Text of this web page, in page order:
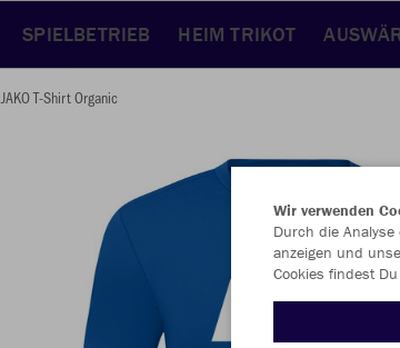
SPIELBETRIEB HEIM TRIKOT
JAKO T-Shirt Organic
Wir verwenden
Durch die
anzeigen und
Cookies findest